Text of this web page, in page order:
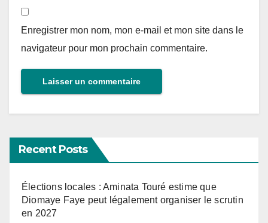
Enregistrer mon nom, mon e-mail et mon site dans le
navigateur pour mon prochain commentaire.
Recent Posts
Élections locales : Aminata Touré estime que
Diomaye Faye peut légalement organiser le scrutin
en 2027